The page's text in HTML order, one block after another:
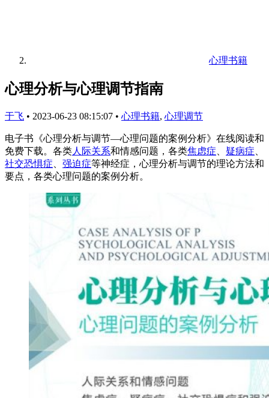
心理书籍
心理分析与心理调节指南
于飞 • 2023-06-23 08:15:07 • 心理书籍, 心理调节
电子书《心理分析与调节—心理问题的案例分析》在线阅读和
免费下载。各类人际关系和情感问题，各类焦虑症 疑病症
社交恐惧症
强迫症等神经症，心理分析与调节的理论方法和
要点，各类心理问题的案例分析。